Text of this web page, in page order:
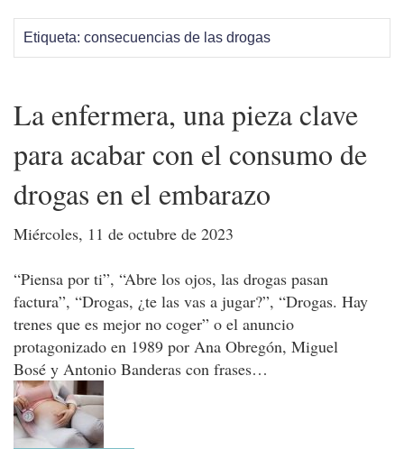
Etiqueta: consecuencias de las drogas
La enfermera, una pieza clave
para acabar con el consumo de
drogas en el embarazo
Miércoles, 11 de octubre de 2023
“Piensa por ti”, “Abre los ojos, las drogas pasan
factura”, “Drogas, ¿te las vas a jugar?”, “Drogas. Hay
trenes que es mejor no coger” o el anuncio
protagonizado en 1989 por Ana Obregón, Miguel
Bosé y Antonio Banderas con frases…